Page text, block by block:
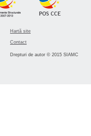
Hartă site
Contact
Drepturi de autor © 2015 SIAMC